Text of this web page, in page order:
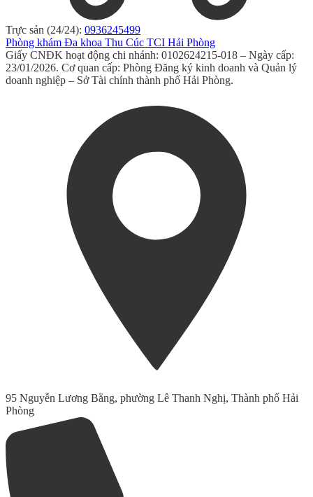
Trực sản (24/24): 0936245499
Phòng khám Đa khoa Thu Cúc TCI Hải Phòng
Giấy CNĐK hoạt động chi nhánh: 0102624215-018 – Ngày cấp:
23/01/2026. Cơ quan cấp: Phòng Đăng ký kinh doanh và Quản lý
doanh nghiệp – Sở Tài chính thành phố Hải Phòng.
95 Nguyễn Lương Bằng, phường Lê Thanh Nghị, Thành phố Hải
Phòng